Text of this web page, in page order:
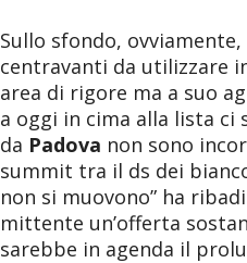
Sullo sfondo,
centravanti da utilizzare
area di rigore ma a suo
a oggi in cima alla lista ci
da Padova non sono
summit tra il ds dei
non si muovono” ha
mittente un’offerta
sarebbe in agenda il